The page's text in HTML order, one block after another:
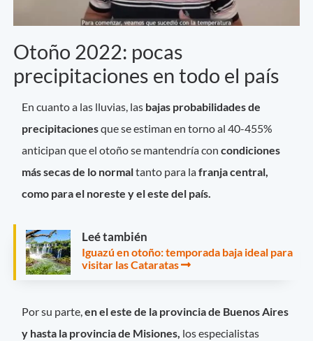
Otoño 2022: pocas
precipitaciones en todo el país
En cuanto a las lluvias, las bajas probabilidades de
precipitacionesque se estiman en torno al 40-455%
anticipan que el otoño se mantendría concondiciones
más secas de lo normaltanto para lafranja central,
como para el noreste y el este del país.
Leé también
Iguazú en otoño: temporada baja ideal para
visitar las Cataratas
Por su parte,en el este de la provincia de Buenos Aires
y hasta la provincia de Misiones, los especialistas